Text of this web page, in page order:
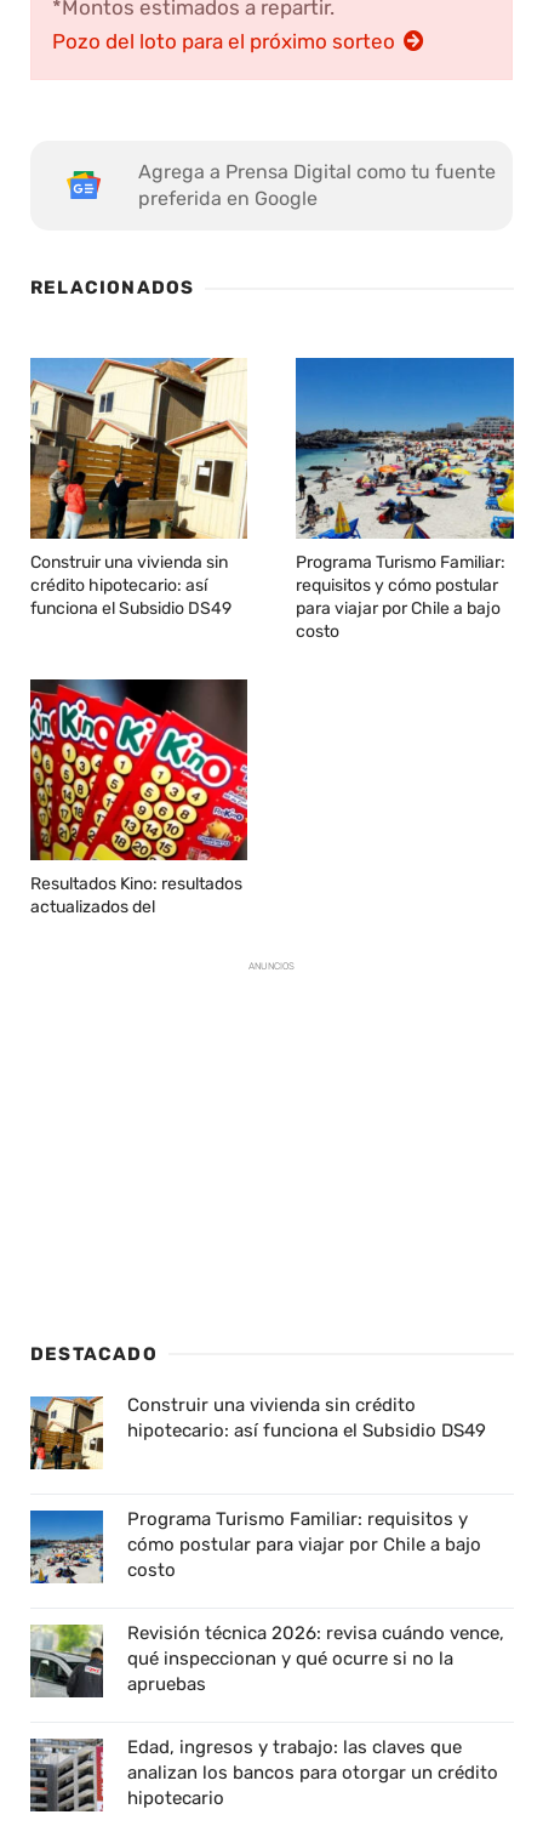
*Montos estimados a repartir.
Pozo del loto para el próximo sorteo
Agrega a Prensa Digital como tu fuente
preferida en Google
RELACIONADOS
Construir una vivienda sin
crédito hipotecario: así
funciona el Subsidio DS49
Programa Turismo Familiar:
requisitos y cómo postular
para viajar por Chile a bajo
costo
Resultados Kino: resultados
actualizados del
ANUNCIOS
DESTACADO
Construir una vivienda sin crédito
hipotecario: así funciona el Subsidio DS49
Programa Turismo Familiar: requisitos y
cómo postular para viajar por Chile a bajo
costo
Revisión técnica 2026: revisa cuándo vence,
qué inspeccionan y qué ocurre si no la
apruebas
Edad, ingresos y trabajo: las claves que
analizan los bancos para otorgar un crédito
hipotecario